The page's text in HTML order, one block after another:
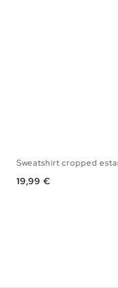
XS
Sweatshirt cropped
Preço
19,99 €